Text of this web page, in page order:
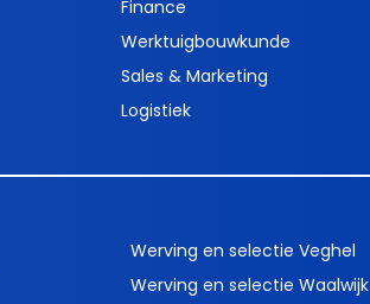
Finance
Werktuigbouwkunde
Sales & Marketing
Logistiek
Werving en selectie Veghel
Werving en selectie Waalwijk